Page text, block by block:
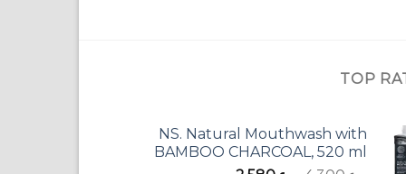
TOP
NS. Natural Mouthwash with
BAMBOO CHARCOAL, 520 ml